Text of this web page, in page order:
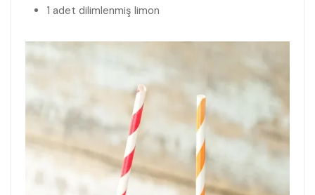
1 adet dilimlenmiş limon